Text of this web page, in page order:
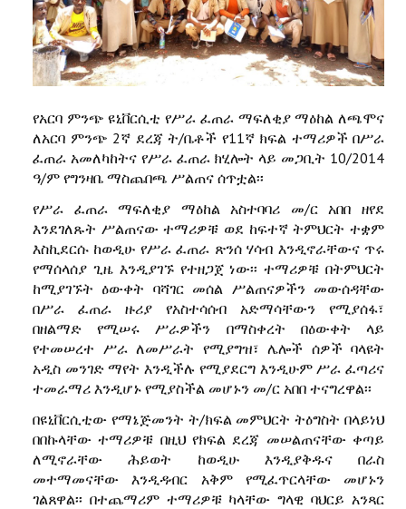
የአርባ ምንጭ ዩኒቨርሲቲ የሥራ ፈጠራ ማፍለቂያ ማዕከል ለጫሞና
ለአርባ ምንጭ 2ኛ ደረጃ ት/ቤቶች የ11ኛ ክፍል ተማሪዎች በሥራ
ፈጠራ አመለካከትና የሥራ ፈጠራ ክሂሎት ላይ መጋቢት 10/2014
ዓ/ም የግንዛቤ ማስጨበጫ ሥልጠና ሰጥቷል፡፡
የሥራ ፈጠራ ማፍለቂያ ማዕከል አስተባባሪ መ/ር አበበ ዘየደ
እንደገለጹት ሥልጠናው ተማሪዎቹ ወደ ከፍተኛ ትምህርት ተቋም
እስኪደርሱ ከወዲሁ የሥራ ፈጠራ ጽንሰ ሃሳብ እንዲኖራቸውና ጥሩ
የማሰላሰያ ጊዜ እንዲያገኙ የተዘጋጀ ነው፡፡ ተማሪዎቹ በትምህርት
ከሚያገኙት ዕውቀት ባሻገር መሰል ሥልጠናዎችን መውሰዳቸው
በሥራ ፈጠራ ዙሪያ የአስተሳሰብ አድማሳቸውን የሚያሰፋ፣
በዘልማድ የሚሠሩ ሥራዎችን በማስቀረት በዕውቀት ላይ
የተመሠረተ ሥራ ለመሥራት የሚያግዝ፣ ሌሎች ሰዎች ባላዩት
አዲስ መንገድ ማየት እንዲችሉ የሚያደርግ እንዲሁም ሥራ ፈጣሪና
ተመራማሪ እንዲሆኑ የሚያስችል መሆኑን መ/ር አበበ ተናግረዋል፡፡
በዩኒቨርሲቲው የማኔጅመንት ት/ክፍል መምህርት ትዕግስት በላይነህ
በበኩላቸው ተማሪዎቹ በዚህ የክፍል ደረጃ መሠልጠናቸው ቀጣይ
ለሚኖራቸው ሕይወት ከወዲሁ እንዲያቅዱና በራስ
መተማመናቸው እንዲዳብር አቅም የሚፈጥርላቸው መሆኑን
ገልጸዋል፡፡ በተጨማሪም ተማሪዎቹ ካላቸው ግላዊ ባህርይ አንጻር